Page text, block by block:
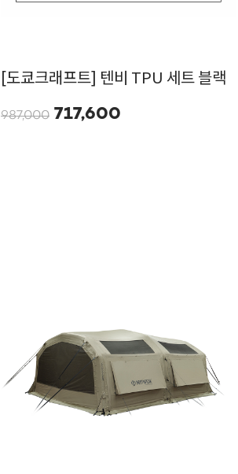
[도쿄크래프트] 텐비 TPU 세트 블랙
987,000 717,600